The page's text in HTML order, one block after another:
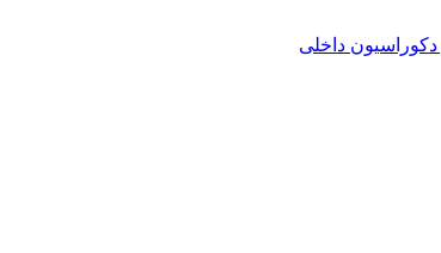
داخلی